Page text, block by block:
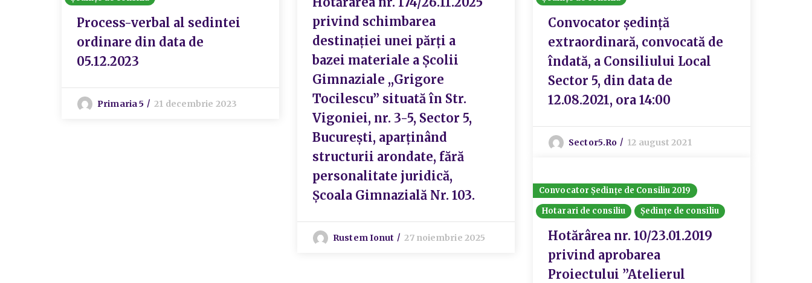
Process-verbal al sedintei
ordinare din data de
05.12.2023
Primaria 5 21 decembrie 2023
privind schimbarea
destinației unei părți a
bazei materiale a Școlii
Gimnaziale ,,Grigore
Tocilescu” situată în Str.
Vigoniei, nr. 3-5, Sector 5,
București, aparținând
structurii arondate, fără
personalitate juridică,
Școala Gimnazială Nr. 103.
Rustem Ionut 27 noiembrie 2025
Convocator ședință
extraordinară, convocată de
îndată, a Consiliului Local
Sector 5, din data de
12.08.2021, ora 14:00
Sector5.ro 12 august 2021
Convocator Ședințe de Consiliu 2019
Hotarari de consiliu
Ședințe de consiliu
Hotărârea nr. 10/23.01.2019
privind aprobarea
Proiectului ”Atelierul